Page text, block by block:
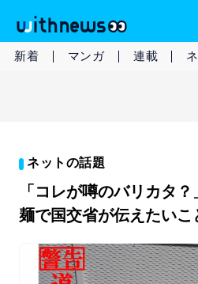
新着 マンガ 連載
ネットの話題
「コレが噂のバリカタ
麺で国交省が伝えたいこ